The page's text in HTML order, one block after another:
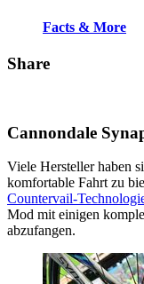
Facts & More
Share
Cannondale
Viele Hersteller haben
komfortable Fahrt zu
Countervail-
Mod mit einigen
abzufangen.